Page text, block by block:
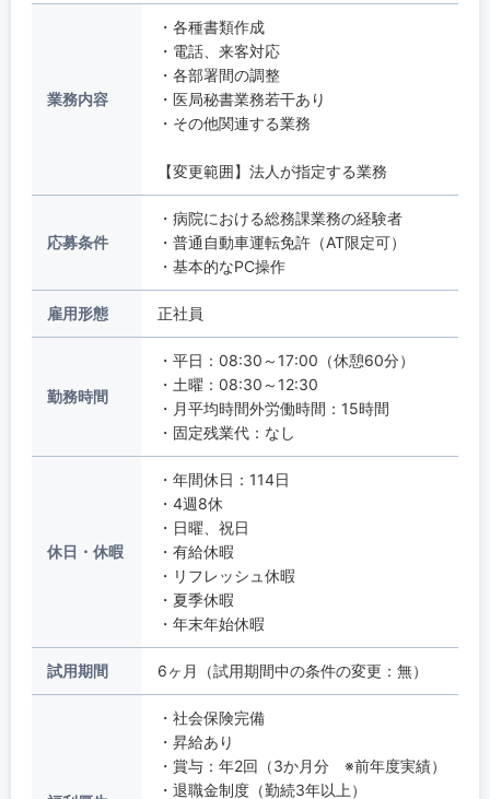
業務内容
・各種書類作成
・電話、来客対応
・各部署間の調整
・医局秘書業務若干あり
・その他関連する業務
【変更範囲】法人が指定する業務
応募条件
・病院における総務課業務の経験者
・普通自動車運転免許（AT限定可）
・基本的なPC操作
雇用形態 正社員
勤務時間
・平日：08:30～17:00（休憩60分）
・土曜：08:30～12:30
・月平均時間外労働時間：15時間
・固定残業代：なし
休日・休暇
・年間休日：114日
・4週8休
・日曜、祝日
・有給休暇
・リフレッシュ休暇
・夏季休暇
・年末年始休暇
試用期間 6ヶ月（試用期間中の条件の変更：無）
・社会保険完備
・昇給あり
・賞与：年2回（3か月分 ※前年度実績）
・退職金制度（勤続3年以上）